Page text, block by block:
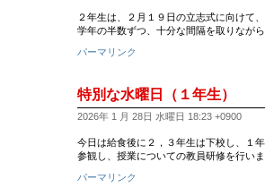
２年生は、２月１９日の立志式に向けて
学年の半数ずつ、十分な間隔を取りなが
パーマリンク
特別な水曜日（１年生）
2026年 1 月 28日 水曜日 18:23 +0900
今日は給食後に２，３年生は下校し、１
参観し、授業についての教員研修を行い
パーマリンク